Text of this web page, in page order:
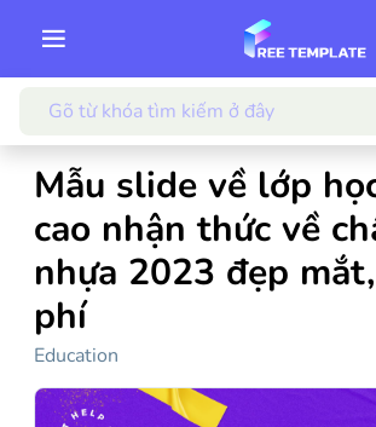
Mẫu slide về lớp
cao nhận thức về
nhựa 2023 đẹp
phí
Education